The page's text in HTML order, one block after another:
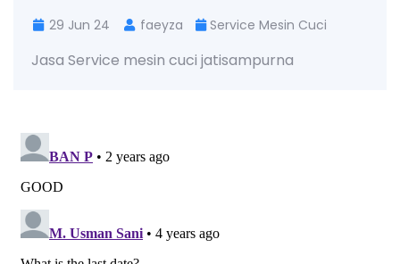
29 Jun 24 faeyza Service Mesin Cuci
Jasa Service mesin cuci jatisampurna